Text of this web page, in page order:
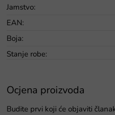
Jamstvo:
EAN:
Boja:
Stanje robe:
Ocjena proizvoda
Budite prvi koji će objaviti